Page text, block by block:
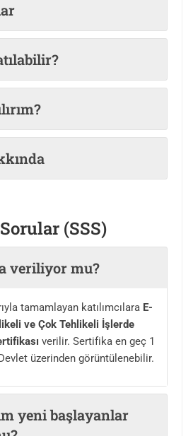
(SSS)
veriliyor mu?
tamamlayan katılımcılara E-
ve Çok Tehlikeli İşlerde
verilir. Sertifika en geç 1
üzerinden görüntülenebilir.
yeni başlayanlar